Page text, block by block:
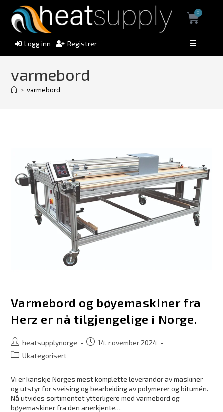
Logg inn Registrer
0
varmebord
> varmebord
Varmebord og bøyemaskiner fra
Herz er nå tilgjengelige i Norge.
heatsupplynorge
14. november 2024
Ukategorisert
Vi er kanskje Norges mest komplette leverandør av maskiner
og utstyr for sveising og bearbeiding av polymerer og bitumén.
Nå utvides sortimentet ytterligere med varmebord og
bøyemaskiner fra den anerkjente…